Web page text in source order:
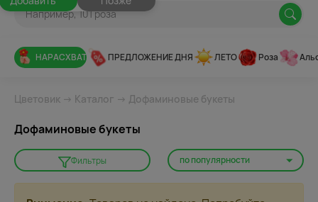
НАРАСХВАТ ПРЕДЛОЖЕНИЕ ДНЯ ЛЕТО Роза
Цветовик → Каталог → Дофаминовые букеты
Дофаминовые букеты
Фильтры по популярности